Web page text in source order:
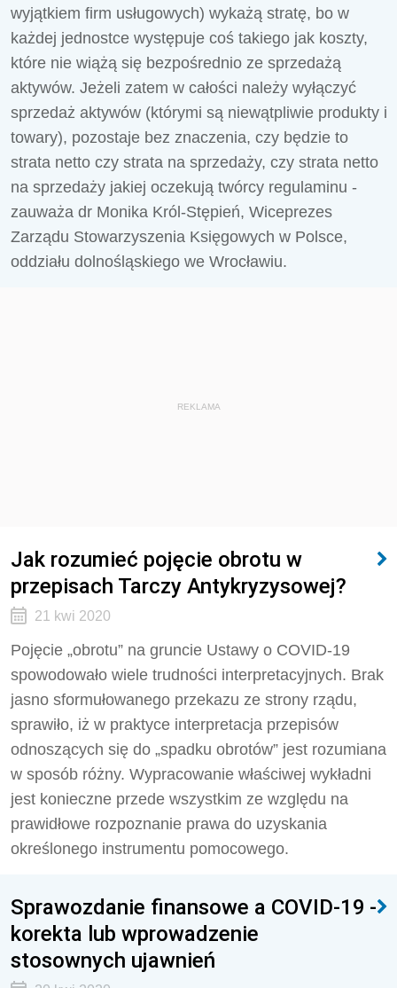
wyjątkiem firm usługowych) wykażą stratę, bo w
każdej jednostce występuje coś takiego jak koszty,
które nie wiążą się bezpośrednio ze sprzedażą
aktywów. Jeżeli zatem w całości należy wyłączyć
sprzedaż aktywów (którymi są niewątpliwie produkty i
towary), pozostaje bez znaczenia, czy będzie to
strata netto czy strata na sprzedaży, czy strata netto
na sprzedaży jakiej oczekują twórcy regulaminu -
zauważa dr Monika Król-Stępień, Wiceprezes
Zarządu Stowarzyszenia Księgowych w Polsce,
oddziału dolnośląskiego we Wrocławiu.
REKLAMA
Jak rozumieć pojęcie obrotu w
przepisach Tarczy Antykryzysowej?
21 kwi 2020
Pojęcie „obrotu” na gruncie Ustawy o COVID-19
spowodowało wiele trudności interpretacyjnych. Brak
jasno sformułowanego przekazu ze strony rządu,
sprawiło, iż w praktyce interpretacja przepisów
odnoszących się do „spadku obrotów” jest rozumiana
w sposób różny. Wypracowanie właściwej wykładni
jest konieczne przede wszystkim ze względu na
prawidłowe rozpoznanie prawa do uzyskania
określonego instrumentu pomocowego.
Sprawozdanie finansowe a COVID-19 -
korekta lub wprowadzenie
stosownych ujawnień